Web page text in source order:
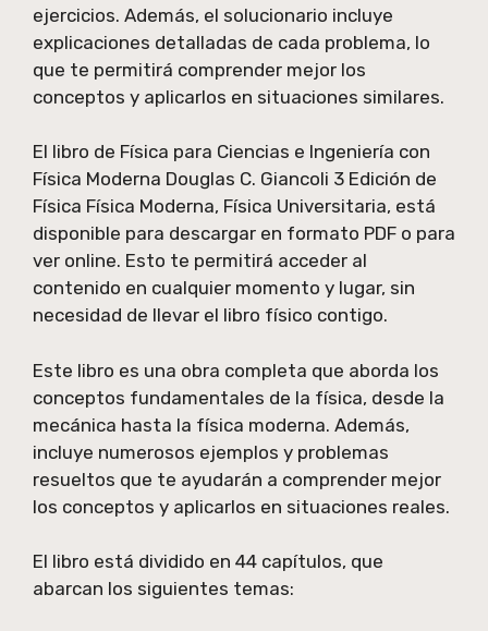
ejercicios. Además, el solucionario incluye
explicaciones detalladas de cada problema, lo
que te permitirá comprender mejor los
conceptos y aplicarlos en situaciones similares.
El libro de Física para Ciencias e Ingeniería con
Física Moderna Douglas C. Giancoli 3 Edición de
Física Física Moderna, Física Universitaria, está
disponible para descargar en formato PDF o para
ver online. Esto te permitirá acceder al
contenido en cualquier momento y lugar, sin
necesidad de llevar el libro físico contigo.
Este libro es una obra completa que aborda los
conceptos fundamentales de la física, desde la
mecánica hasta la física moderna. Además,
incluye numerosos ejemplos y problemas
resueltos que te ayudarán a comprender mejor
los conceptos y aplicarlos en situaciones reales.
El libro está dividido en 44 capítulos, que
abarcan los siguientes temas: